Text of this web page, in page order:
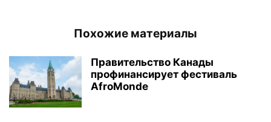
Похожие материалы
Правительство Канады
профинансирует фестиваль
AfroMonde